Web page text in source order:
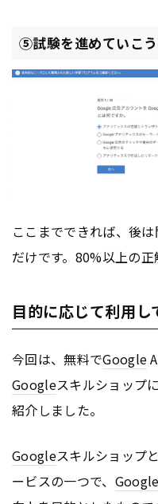
⑤試験を進めていこう
ここまでできれば、後
だけです。80%以上の正
目的に応じて利用し
今回は、無料でGoogle
Googleスキルショップ
紹介しました。
Googleスキルショップ
ービスの一つで、 Google